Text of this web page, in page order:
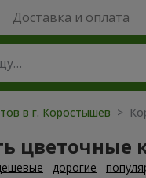
Доставка и оплата
в г. Коростышев >
цветочные
дорогие